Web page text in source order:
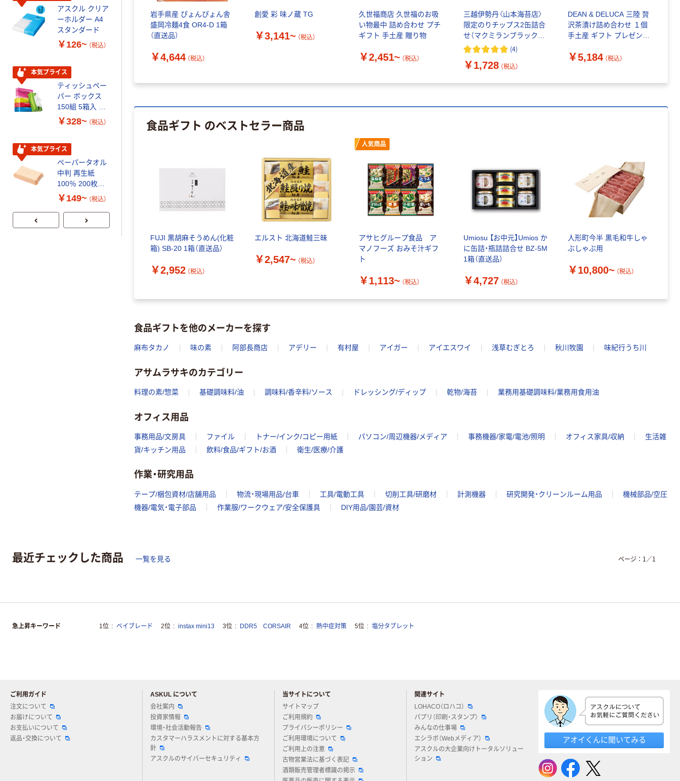
岩手県産 ぴょんぴょん舎
盛岡冷麺4食 OR4-D 1箱
（直送品）
￥4,644 （税込）
創愛 彩 味ノ蔵 TG
￥3,141~ （税込）
久世福商店 久世福のお吸
い物最中 詰め合わせ プチ
ギフト 手土産 贈り物
￥2,451~ （税込）
三越伊勢丹〈山本海苔店〉
限定のりチップス2缶詰合
せ（マクミランブラックウ
オッチ）1箱 紙袋付き 手土
(4)
￥1,728 （税込）
DEAN & DELUCA 三陸 贅
沢茶漬け詰め合わせ １個
手土産 ギフト プレゼント
付き
￥5,184 （税込）
食品ギフト のベストセラー商品
FUJI 黒胡麻そうめん(化粧
箱) SB-20 1箱（直送品）
￥2,952 （税込）
エルスト 北海道鮭三昧
￥2,547~ （税込）
人気商品
アサヒグループ食品 ア
マノフーズ おみそ汁ギフ
ト
￥1,113~ （税込）
Umiosu 【お中元】Umios か
に缶詰・瓶詰詰合せ BZ-5M
1箱（直送品）
￥4,727 （税込）
人形町今半 黒毛和牛しゃ
ぶしゃぶ用
￥10,800~ （税込）
食品ギフトを他のメーカーを探す
麻布タカノ 味の素 阿部長商店 アデリー 有村屋 アイガー アイエスワイ 浅草むぎとろ 秋川牧園 味紀行うち川
アサムラサキのカテゴリー
料理の素/惣菜 基礎調味料/油 調味料/香辛料/ソース ドレッシング/ディップ 乾物/海苔 業務用基礎調味料/業務用食用油
オフィス用品
事務用品/文房具 ファイル トナー/インク/コピー用紙 パソコン/周辺機器/メディア 事務機器/家電/電池/照明 オフィス家具/収納
生活雑
貨/キッチン用品
飲料/食品/ギフト/お酒 衛生/医療/介護
作業・研究用品
テープ/梱包資材/店舗用品 物流・現場用品/台車 工具/電動工具 切削工具/研磨材 計測機器 研究開発・クリーンルーム用品
機械部品/空圧
機器/電気・電子部品
作業服/ワークウェア/安全保護具 DIY用品/園芸/資材
アスクル クリア
ーホルダー A4
スタンダード
￥126~ （税込）
本気プライス
ティッシュペー
パー ボックス
150組 5箱入 ア
スクル スマート
証
￥328~ （税込）
本気プライス
ペーパータオル
中判 再生紙
100％ 200枚
FSC認証 シング
企画 オリジナル
￥149~ （税込）
さしい やわらか
いマスク
トイレットペー
120ｍ 再生紙
リサイクル100
￥470~ （税込）
スチックグロー
ブ 薄手 粉な
し（パウダーフ
リー）
￥298~ （税込）
スズラン 酒精綿
指定医薬部外品
トル
￥686~
本気プライス
ファーストレイ
ト ホワイト紙コ
ップ
￥374~ （税込）
パー ボックス
モカ 200組 5個
アスクル オリジ
PEFC認証
【アスクル限定】
ト ニトリルグ
ウダーフリー）
オリジナル
アスクル 検査用
ディスポパンツ
￥96~ （税込）
ーホルダー A4
スタンダード
ティッシュペー
150組 5箱入 ア
ペーパータオル
中判 再生紙
100％ 200枚
FSC認証 シング
ル 大王製紙共同
企画 オリジナル
￥149~ （税込）
最近チェックした商品 一覧を見る ページ： 1 ／1
急上昇キーワード 1位 ベイブレード 2位 instax mini13 3位 DDR5 CORSAIR 4位 熱中症対策 5位 塩分タブレット
ご利用ガイド
注文について
お届けについて
お支払いについて
返品・交換について
ASKUL について
会社案内
投資家情報
環境・社会活動報告
カスタマーハラスメントに対する基本方
針
アスクルのサイバーセキュリティ
当サイトについて
サイトマップ
ご利用規約
プライバシーポリシー
ご利用環境について
ご利用上の注意
古物営業法に基づく表記
酒類販売管理者標識の掲示
関連サイト
LOHACO（ロハコ）
パプリ（印刷・スタンプ）
みんなの仕事場
エシラボ（Webメディア）
アスクルの大企業向けトータルソリュー
ション
アオイくんに聞いてみる